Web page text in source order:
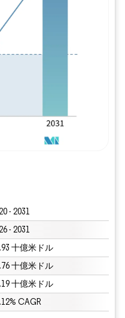
- 2031
- 2031
十億米ドル
十億米ドル
十億米ドル
CAGR
© Mordor Intelligence。再利用には